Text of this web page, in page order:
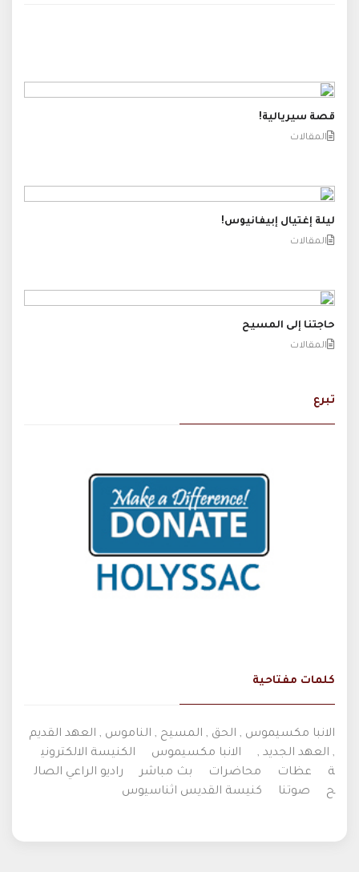
قصة سيريالية!
المقالات
ليلة إغتيال إبيفانيوس!
المقالات
حاجتنا إلى المسيح
المقالات
تبرع
كلمات مفتاحية
الانبا مكسيموس , الحق , المسيح , الناموس , العهد القديم
, العهد الجديد ,
الانبا مكسيموس
الكنيسة الالكتروني
ة
عظات محاضرات بث مباشر
راديو الراعي الصال
ح
صوتنا كنيسة القديس اثناسيوس